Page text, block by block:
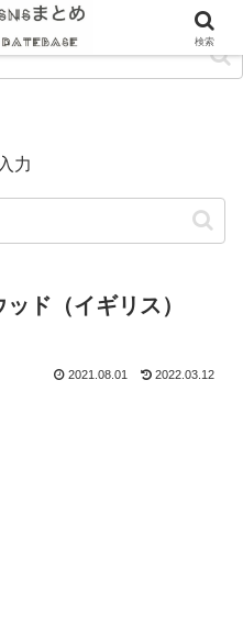
力
ッド（イギリス）
2021.08.01 2022.03.12
検索